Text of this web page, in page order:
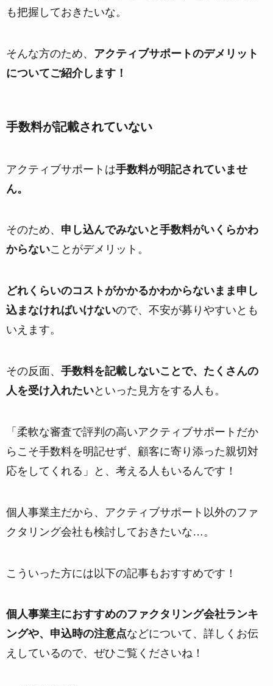
も把握しておきたいな。
そんな方のため、 アクティブサポートのデメリット
についてご紹介します！
手数料が記載されていない
アクティブサポートは手数料が明記されていませ
ん。
そのため、 申し込んでみないと手数料がいくらかわ
からないことがデメリット。
どれくらいのコストがかかるかわからないまま申し
込まなければいけないので、不安が募りやすいとも
いえます。
その反面、 手数料を記載しないことで、たくさんの
人を受け入れたいといった見方をする人も。
「柔軟な審査で評判の高いアクティブサポートだか
らこそ手数料を明記せず、顧客に寄り添った親切対
応をしてくれる」と、考える人もいるんです！
個人事業主だから、アクティブサポート以外のファ
クタリング会社も検討しておきたいな…。
こういった方には以下の記事もおすすめです！
個人事業主におすすめのファクタリング会社ランキ
ングや、申込時の注意点などについて、詳しくお伝
えしているので、ぜひご覧くださいね！